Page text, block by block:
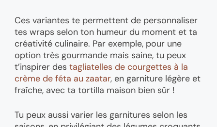
Ces variantes te permettent de personnaliser
tes wraps selon ton humeur du moment et ta
créativité culinaire. Par exemple, pour une
option très gourmande mais saine, tu peux
t’inspirer des tagliatelles de courgettes à la
crème de féta au zaatar, en garniture légère et
fraîche, avec ta tortilla maison bien sûr !
Tu peux aussi varier les garnitures selon les